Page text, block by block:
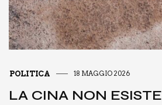
POLITICA 18 MAGGIO 2026
LA CINA NON ESI­STE